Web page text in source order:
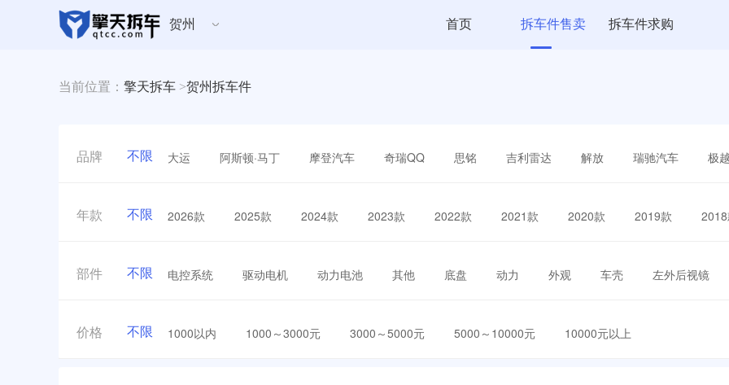
贺州 首页 拆车件售卖 拆车件求购
当前位置： 擎天拆车 >贺州拆车件
品牌 不限 大运 阿斯顿·马丁 摩登汽车 奇瑞QQ 思铭 吉利雷达 解放 瑞驰汽车 极
年款 不限 2026款 2025款 2024款 2023款 2022款 2021款 2020款 2019款
部件 不限 电控系统 驱动电机 动力电池 其他 底盘 动力 外观 车壳 左外后视镜
价格 不限 1000以内 1000～3000元 3000～5000元 5000～10000元 10000元以上